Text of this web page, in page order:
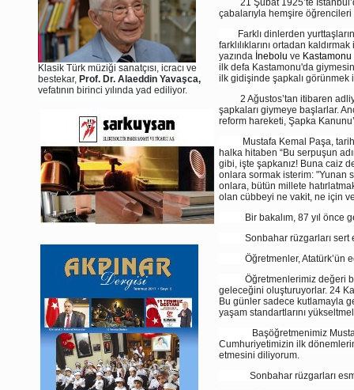
Klasik Türk müziği sanatçısı, icracı ve
bestekar, Prof. Dr. Alaeddin Yavaşca,
vefatının birinci yılında yad ediliyor.
21 Şubat 1925’te
çabalarıyla hemşire
Farklı dinlerden yurttaşların
farklılıklarını ortadan
yazında İnebolu ve Kastamonu
ilk defa Kastamonu'da
ilk gidişinde şapkalı görünmek
2 Ağustos’tan itibaren
şapkaları giymeye başlarlar.
reform hareketi, Şapka
Mustafa Kemal Paşa, tarihi
halka hitaben “Bu serpuşun
gibi, işte şapkanız! Buna caiz
onlara sormak isterim: "Yunan
onlara, bütün millete
olan cübbeyi ne vakit, ne için
Bir bakalım, 87 yıl önce
Sonbahar rüzgarları sert
Öğretmenler, Atatürk’ün
Öğretmenlerimiz değeri
geleceğini oluşturuyorlar. 24
Bu günler sadece kutlamayla
yaşam standartlarını
Başöğretmenimiz Mustafa
Cumhuriyetimizin ilk
etmesini diliyorum.
Sonbahar rüzgarları